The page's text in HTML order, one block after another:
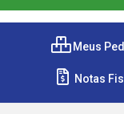
Meus
Notas